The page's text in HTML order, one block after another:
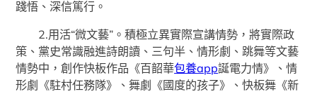
踐悟、深信篤行。
2.用活“微文藝”。積極立異實際宣講情勢，將實際政
策、黨史常識融進詩朗讀、三句半、情形劇、跳舞等文藝
情勢中，創作快板作品《百韶華包養app誕電力情》、情
形劇《駐村任務隊》、舞劇《國度的孩子》、快板舞《新